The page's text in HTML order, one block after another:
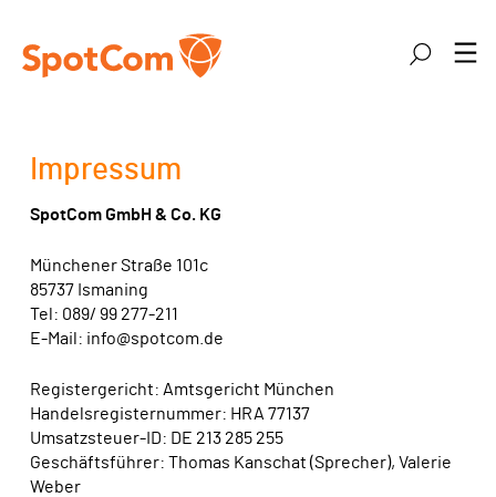
Suche
Impressum
SpotCom GmbH & Co. KG
Münchener Straße 101c
85737 Ismaning
Tel: 089/ 99 277-211
E-Mail: info@spotcom.de
Registergericht: Amtsgericht München
Handelsregisternummer: HRA 77137
Umsatzsteuer-ID: DE 213 285 255
Geschäftsführer: Thomas Kanschat (Sprecher), Valerie
Weber